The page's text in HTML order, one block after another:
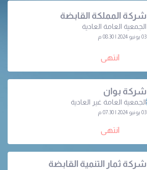
شركة المملكة القابضة
الجمعية العامة العادية
03 يونيو 2024 | 08:30 م
انتهى
شركة بوان
الجمعية العامة غير العادية
03 يونيو 2024 | 07:30 م
انتهى
شركة ثمار التنمية القابضة